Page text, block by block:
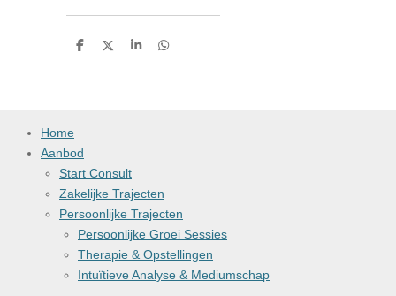
D
D
S
D
Home
Aanbod
Start Consult
Zakelijke Trajecten
Persoonlijke Trajecten
Persoonlijke Groei Sessies
Therapie & Opstellingen
Intuïtieve Analyse & Mediumschap